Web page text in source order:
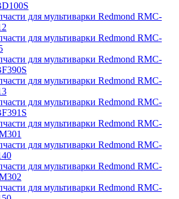
для мультиварки Redmond RMC-
для мультиварки Redmond RMC-
для мультиварки Redmond RMC-
для мультиварки Redmond RMC-
для мультиварки Redmond RMC-
для мультиварки Redmond RMC-
для мультиварки Redmond RMC-
для мультиварки Redmond RMC-
для мультиварки Redmond RMC-